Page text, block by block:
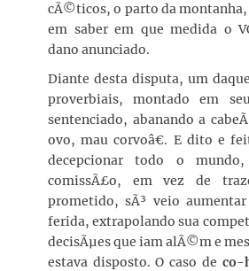
cÃ©ticos, o parto da montanha,
em saber em que medida o
dano anunciado.
Diante desta disputa, um
proverbiais, montado em
sentenciado, abanando a
ovo, mau corvoâ€. E dito e
decepcionar todo o
comissÃ£o, em vez de
prometido, sÃ³ veio
ferida, extrapolando sua
decisÃµes que iam alÃ©m e
estava disposto. O caso de co-